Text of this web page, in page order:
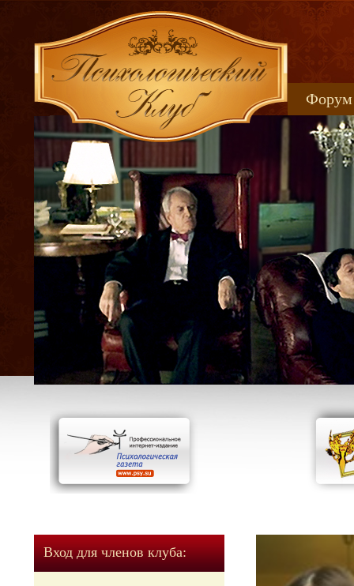
Форум
Вход для членов клуба: